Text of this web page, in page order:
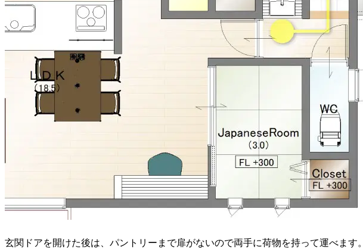
玄関ドアを開けた後は、パントリーまで扉がないので両手に荷物を持って運べます。